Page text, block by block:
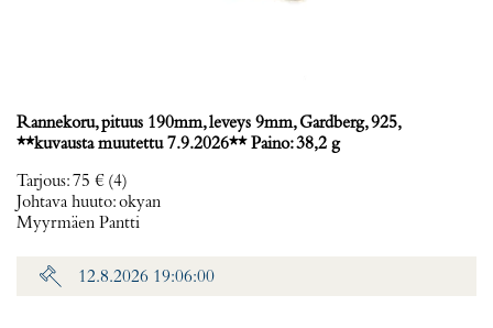
Rannekoru, pituus 190mm, leveys 9mm, Gardberg, 925,
**kuvausta muutettu 7.9.2026** Paino: 38,2 g
Tarjous:75 € (4)
Johtava huuto:okyan
Myyrmäen Pantti
12.8.2026 19:06:00